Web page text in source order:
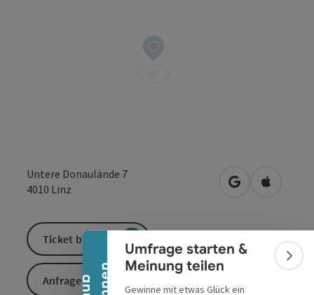
Banner einklappen
Umfrage starten &
Meinung teilen
Gewinne mit etwas Glück ein
Untere Donaulände 7
4010 Linz in Googlein Apple
Ticket buchen
Anfrage senden